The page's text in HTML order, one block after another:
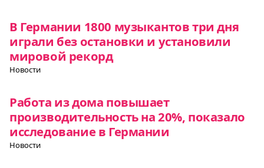
В Германии 1800 музыкантов три дня
играли без остановки и установили
мировой рекорд
Новости
Работа из дома повышает
производительность на 20%, показало
исследование в Германии
Новости